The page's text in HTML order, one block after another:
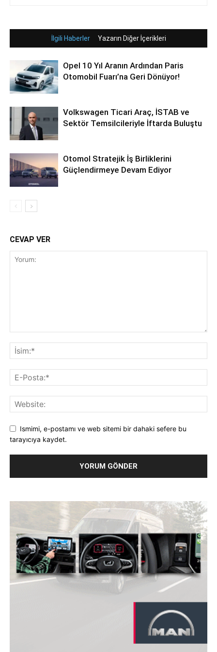
İlgili Haberler Yazarın Diğer İçerikleri
Opel 10 Yıl Aranın Ardından Paris
Otomobil Fuarı’na Geri Dönüyor!
Volkswagen Ticari Araç, İSTAB ve
Sektör Temsilcileriyle İftarda Buluştu
Otomol Stratejik İş Birliklerini
Güçlendirmeye Devam Ediyor
CEVAP VER
Ismimi, e-postamı ve web sitemi bir dahaki sefere bu
tarayıcıya kaydet.